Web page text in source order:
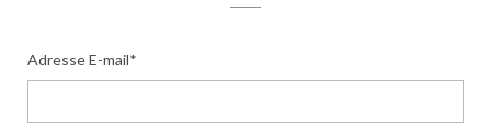
Adresse E-mail*